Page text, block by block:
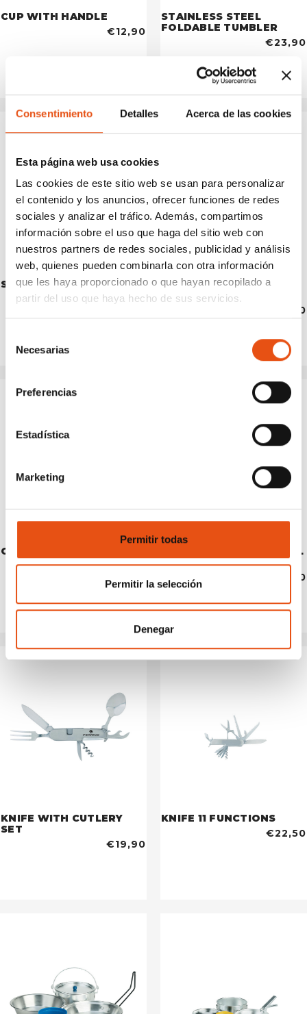
Consentimiento Detalles Acerca de las cookies
Esta página web usa cookies
Las cookies de este sitio web se usan para personalizar
el contenido y los anuncios, ofrecer funciones de redes
sociales y analizar el tráfico. Además, compartimos
información sobre el uso que haga del sitio web con
nuestros partners de redes sociales, publicidad y análisis
web, quienes pueden combinarla con otra información
que les haya proporcionado o que hayan recopilado a
partir del uso que haya hecho de sus servicios.
Necesarias
Preferencias
Estadística
Marketing
Permitir todas
Permitir la selección
Denegar
CUP WITH HANDLE
€12,90
STAINLESS STEEL
FOLDABLE TUMBLER
€23,90
SET CUTLERY ALU
€17,90
CUTLERY FOLDABLE
TRAVEL
€22,50
CUTLERY CLIP
€22,90
SET OF 3 CUTLERY STEEL
INOX
€9,90
KNIFE WITH CUTLERY
SET
€19,90
KNIFE 11 FUNCTIONS
€22,50